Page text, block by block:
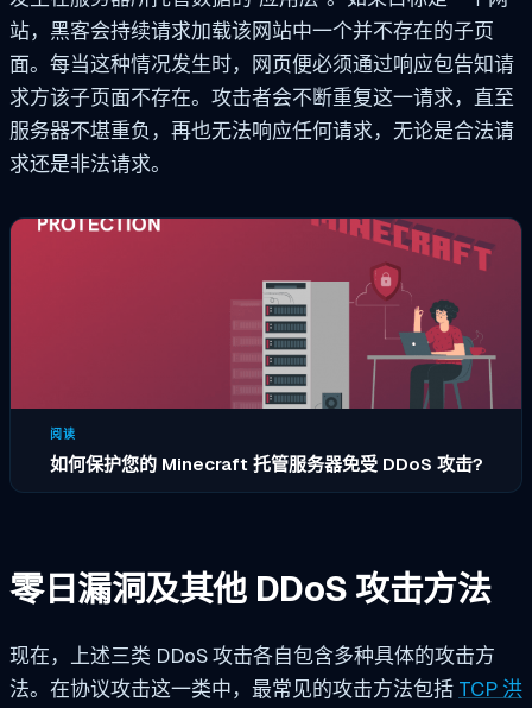
站，黑客会持续请求加载该网站中一个并不存在的子页
面。每当这种情况发生时，网页便必须通过响应包告知请
求方该子页面不存在。攻击者会不断重复这一请求，直至
服务器不堪重负，再也无法响应任何请求，无论是合法请
求还是非法请求。
阅读
如何保护您的 Minecraft 托管服务器免受 DDoS 攻击?
零日漏洞及其他 DDoS 攻击方法
现在，上述三类 DDoS 攻击各自包含多种具体的攻击方
法。在协议攻击这一类中，最常见的攻击方法包括 TCP 洪